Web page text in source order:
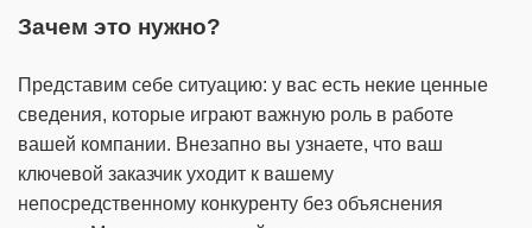
Зачем это нужно?
Представим себе ситуацию: у вас есть некие ценные
сведения, которые играют важную роль в работе
вашей компании. Внезапно вы узнаете, что ваш
ключевой заказчик уходит к вашему
непосредственному конкуренту без объяснения